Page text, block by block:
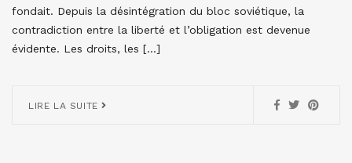
fondait. Depuis la désintégration du bloc soviétique, la
contradiction entre la liberté et l’obligation est devenue
évidente. Les droits, les […]
LIRE LA SUITE